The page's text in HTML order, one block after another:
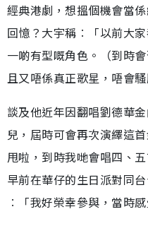
經典港劇，想搵個機會當
回憶？大宇稱︰「以前大
一啲有型嘅角色。（到時
且又唔係真正歌星，唔會騷
談及他近年因翻唱劉德華
兒，屆時可會再次演繹這
甩啦，到時我哋會唱四、
早前在華仔的生日派對同
︰「我好榮幸參與，當時